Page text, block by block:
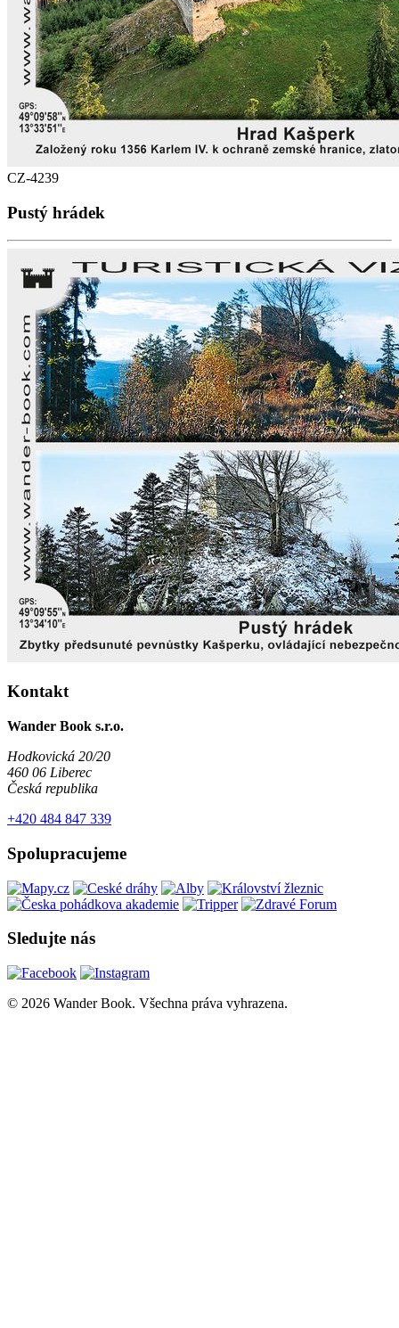
CZ-4239
Pustý hrádek
Kontakt
Wander Book s.r.o.
Hodkovická 20/20
460 06 Liberec
Česká republika
+420 484 847 339
Spolupracujeme
Sledujte nás
© 2026 Wander Book. Všechna práva vyhrazena.